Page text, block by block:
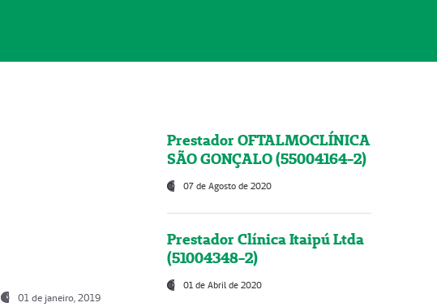
01 de janeiro, 2019
Prestador OFTALMOCLÍNICA
SÃO GONÇALO (55004164-2)
07 de Agosto de 2020
Prestador Clínica Itaipú Ltda
(51004348-2)
01 de Abril de 2020